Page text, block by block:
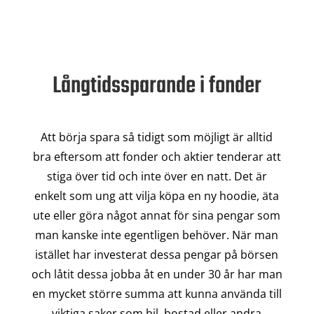
Långtidssparande i fonder
Att börja spara så tidigt som möjligt är alltid
bra eftersom att fonder och aktier tenderar att
stiga över tid och inte över en natt. Det är
enkelt som ung att vilja köpa en ny hoodie, äta
ute eller göra något annat för sina pengar som
man kanske inte egentligen behöver. När man
istället har investerat dessa pengar på börsen
och låtit dessa jobba åt en under 30 år har man
en mycket större summa att kunna använda till